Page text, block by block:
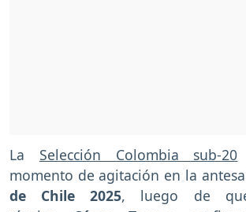
La Selección Colombia sub-20
momento de agitación en la
de Chile 2025, luego de